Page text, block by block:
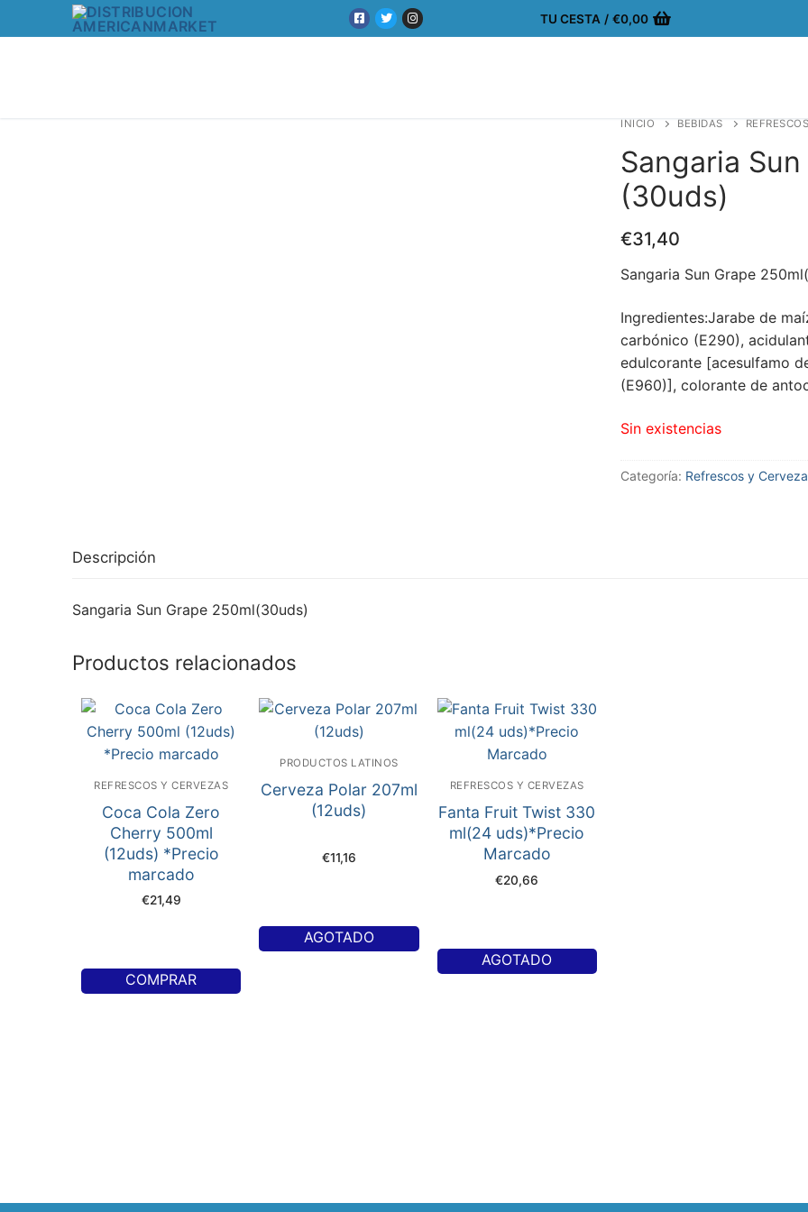
TU CESTA / €0,00
INICIO BEBIDAS
Sangaria
(30uds)
€31,40
Sangaria Sun Grape
Ingredientes:Jarabe de
carbónico (E290),
edulcorante [acesulfamo
(E960)], colorante de
Sin existencias
Categoría: Refrescos y
Descripción
Sangaria Sun Grape 250ml(30uds)
Productos relacionados
REFRESCOS Y CERVEZAS
Coca Cola Zero
Cherry 500ml
(12uds) *Precio
marcado
€21,49
COMPRAR
PRODUCTOS LATINOS
Cerveza Polar 207ml
(12uds)
€11,16
AGOTADO
REFRESCOS Y CERVEZAS
Fanta Fruit Twist 330
ml(24 uds)*Precio
Marcado
€20,66
AGOTADO